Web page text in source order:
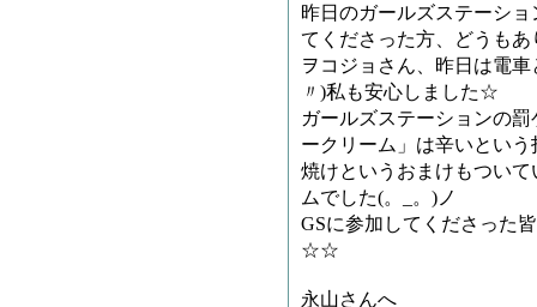
昨日のガールズステーシ
てくださった方、どうも
ヲコジョさん、昨日は電
〃)私も安心しました☆
ガールズステーションの
ークリーム」は辛いとい
焼けというおまけもつい
ムでした(。_。)ノ
GSに参加してくださった
☆☆
永山さんへ